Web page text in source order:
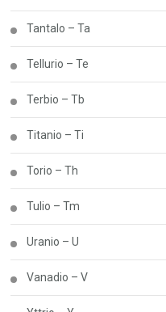
Tantalo – Ta
Tellurio – Te
Terbio – Tb
Titanio – Ti
Torio – Th
Tulio – Tm
Uranio – U
Vanadio – V